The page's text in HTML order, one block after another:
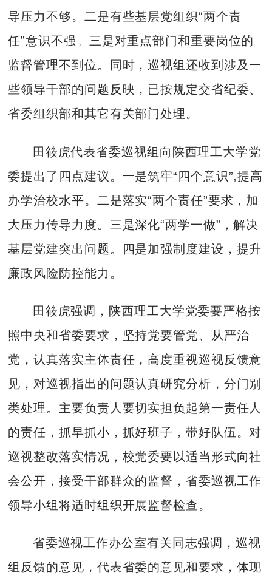
导压力不够。二是有些基层党组织“两个责
任”意识不强。三是对重点部门和重要岗位的
监督管理不到位。同时，巡视组还收到涉及一
些领导干部的问题反映，已按规定交省纪委、
省委组织部和其它有关部门处理。
田筱虎代表省委巡视组向陕西理工大学党
委提出了四点建议。一是筑牢“四个意识”,提高
办学治校水平。二是落实“两个责任”要求，加
大压力传导力度。三是深化“两学一做”，解决
基层党建突出问题。四是加强制度建设，提升
廉政风险防控能力。
田筱虎强调，陕西理工大学党委要严格按
照中央和省委要求，坚持党要管党、从严治
党，认真落实主体责任，高度重视巡视反馈意
见，对巡视指出的问题认真研究分析，分门别
类处理。主要负责人要切实担负起第一责任人
的责任，抓早抓小，抓好班子，带好队伍。对
巡视整改落实情况，校党委要以适当形式向社
会公开，接受干部群众的监督，省委巡视工作
领导小组将适时组织开展监督检查。
省委巡视工作办公室有关同志强调，巡视
组反馈的意见，代表省委的意见和要求，体现